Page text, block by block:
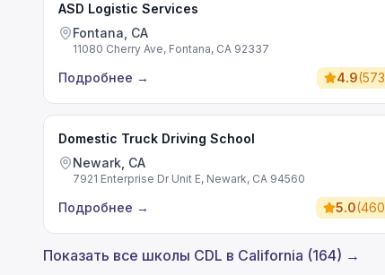
ASD Logistic Services
Fontana, CA
11080 Cherry Ave, Fontana, CA 92337
Подробнее → 4.9(573
Domestic Truck Driving School
Newark, CA
7921 Enterprise Dr Unit E, Newark, CA 94560
Подробнее → 5.0(460
Показать все школы CDL в California (164) →